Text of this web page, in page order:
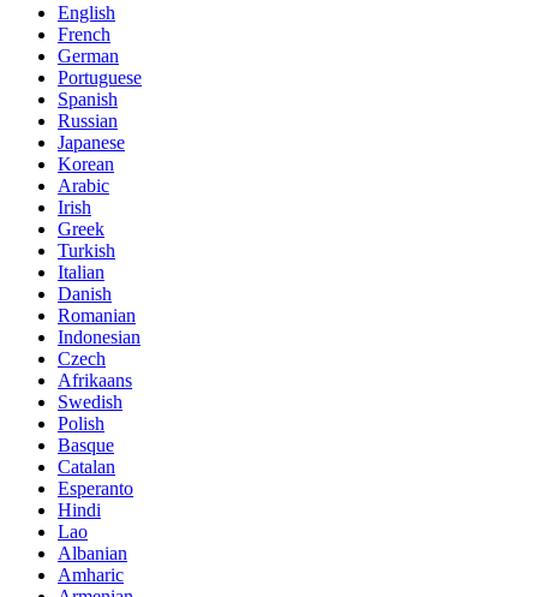
English
French
German
Portuguese
Spanish
Russian
Japanese
Korean
Arabic
Irish
Greek
Turkish
Italian
Danish
Romanian
Indonesian
Czech
Afrikaans
Swedish
Polish
Basque
Catalan
Esperanto
Hindi
Lao
Albanian
Amharic